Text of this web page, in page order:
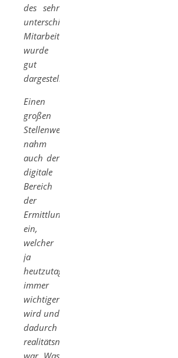
des sehr
unterschiedlichen
Mitarbeiterkreises
wurde
gut
dargestellt.
Einen
großen
Stellenwert
nahm
auch der
digitale
Bereich
der
Ermittlungen
ein,
welcher
ja
heutzutage
immer
wichtiger
wird und
dadurch
realitätsnah
war. Was